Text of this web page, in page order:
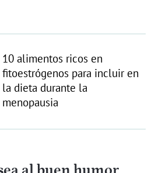
10 alimentos ricos en
fitoestrógenos para incluir en
la dieta durante la
menopausia